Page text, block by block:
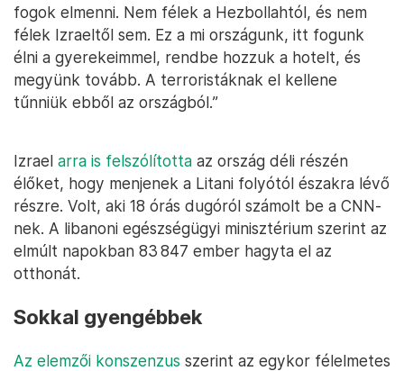
fogok elmenni. Nem félek a Hezbollahtól, és nem
félek Izraeltől sem. Ez a mi országunk, itt fogunk
élni a gyerekeimmel, rendbe hozzuk a hotelt, és
megyünk tovább. A terroristáknak el kellene
tűnniük ebből az országból.”
Izrael arra is felszólította az ország déli részén
élőket, hogy menjenek a Litani folyótól északra lévő
részre. Volt, aki 18 órás dugóról számolt be a CNN-
nek. A libanoni egészségügyi minisztérium szerint az
elmúlt napokban 83 847 ember hagyta el az
otthonát.
Sokkal gyengébbek
Az elemzői konszenzus szerint az egykor félelmetes